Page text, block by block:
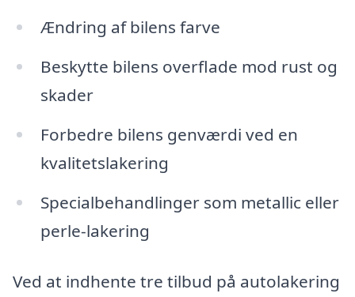
Ændring af bilens farve
Beskytte bilens overflade mod rust og
skader
Forbedre bilens genværdi ved en
kvalitetslakering
Specialbehandlinger som metallic eller
perle-lakering
Ved at indhente tre tilbud på autolakering